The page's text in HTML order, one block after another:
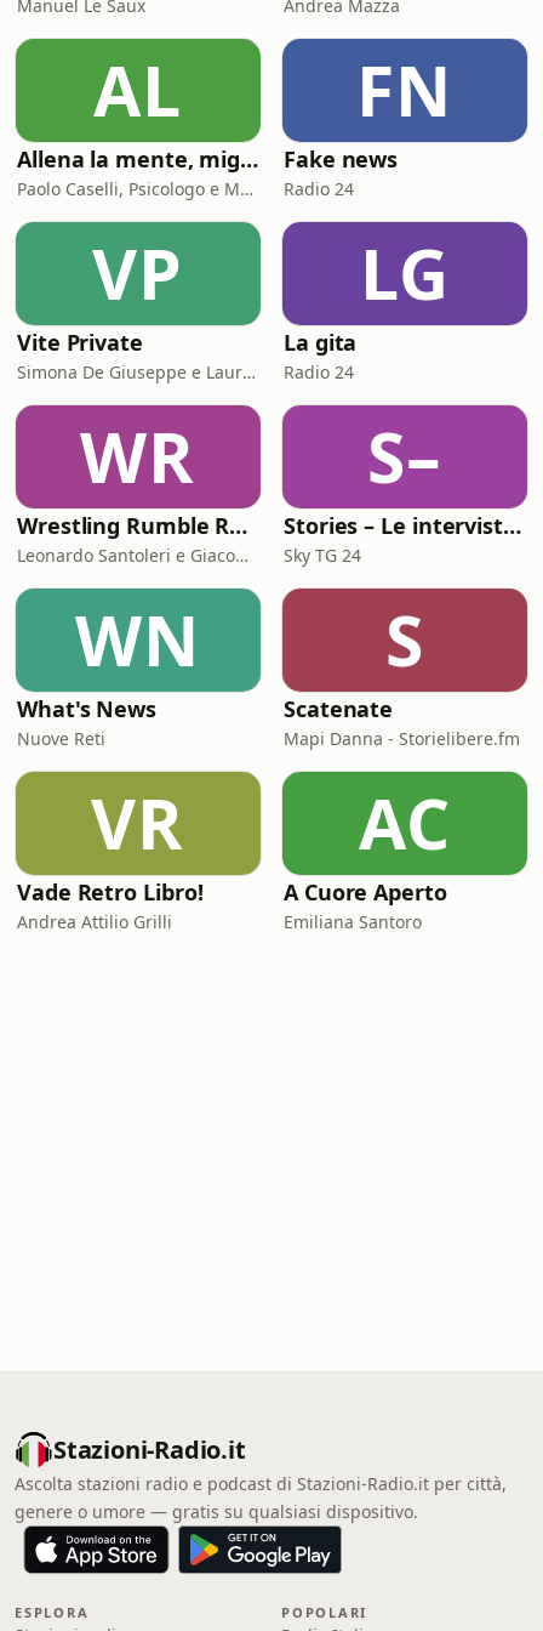
Manuel Le Saux Andrea Mazza
AL
Allena la mente, migliora la tua vita. Psicologia, mental training e crescita personale
Paolo Caselli, Psicologo e Mental Trainer
FN
Fake news
Radio 24
VP
Vite Private
Simona De Giuseppe e Laura Marinaro
LG
La gita
Radio 24
WR
Wrestling Rumble Room Podcast
Leonardo Santoleri e Giacomo Toniaccini
S–
Stories – Le interviste di Omar Schillaci
Sky TG 24
WN
What's News
Nuove Reti
S
Scatenate
Mapi Danna - Storielibere.fm
VR
Vade Retro Libro!
Andrea Attilio Grilli
AC
A Cuore Aperto
Emiliana Santoro
Stazioni-Radio.it
Ascolta stazioni radio e podcast di Stazioni-Radio.it per città,
genere o umore — gratis su qualsiasi dispositivo.
ESPLORA POPOLARI